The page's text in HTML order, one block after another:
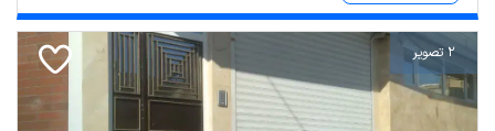
2 تصویر